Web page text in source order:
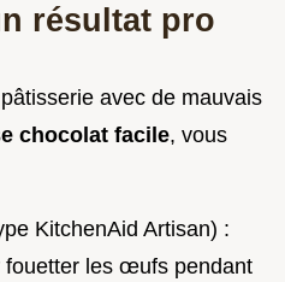
résultat pro
avec de mauvais
chocolat facile, vous
KitchenAid Artisan) :
fouetter les œufs pendant